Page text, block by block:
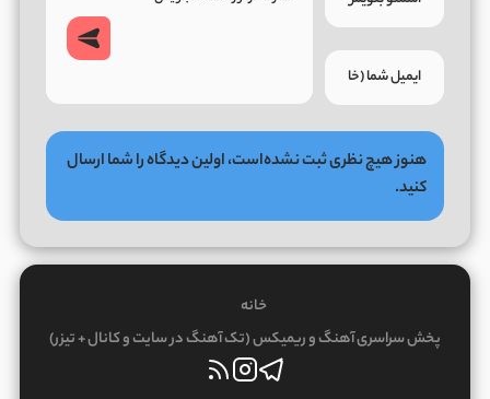
هنوز هیچ نظری ثبت نشده‌است، اولین دیدگاه را شما ارسال
کنید.
خانه
پخش سراسری آهنگ و ریمیکس (تک آهنگ در سایت و کانال + تیزر)